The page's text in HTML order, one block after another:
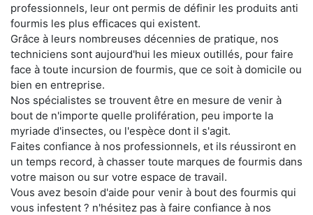
professionnels, leur ont permis de définir les produits anti
fourmis les plus efficaces qui existent.
Grâce à leurs nombreuses décennies de pratique, nos
techniciens sont aujourd'hui les mieux outillés, pour faire
face à toute incursion de fourmis, que ce soit à domicile ou
bien en entreprise.
Nos spécialistes se trouvent être en mesure de venir à
bout de n'importe quelle prolifération, peu importe la
myriade d'insectes, ou l'espèce dont il s'agit.
Faites confiance à nos professionnels, et ils réussiront en
un temps record, à chasser toute marques de fourmis dans
votre maison ou sur votre espace de travail.
Vous avez besoin d'aide pour venir à bout des fourmis qui
vous infestent ? n'hésitez pas à faire confiance à nos